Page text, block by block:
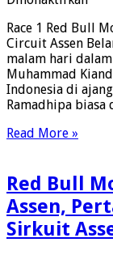
Red
Bull
Cup
Race 1 Red Bull
Circuit Assen
malam hari
Muhammad
Indonesia di
Ramadhipa
Read More »
Red Bull
Assen,
Sirkuit